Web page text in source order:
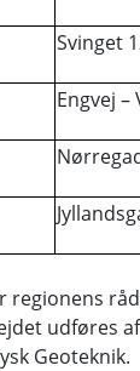
Svinget
Engvej
regionens
udføres
Geoteknik.